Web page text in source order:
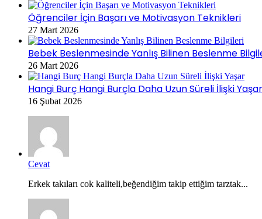
Öğrenciler İçin Başarı ve Motivasyon Teknikleri
27 Mart 2026
Bebek Beslenmesinde Yanlış Bilinen Beslenme
26 Mart 2026
Hangi Burç Hangi Burçla Daha Uzun Süreli İlişki
16 Şubat 2026
Cevat
Erkek takıları cok kaliteli,beğendiğim takip ettiğim tarztak...